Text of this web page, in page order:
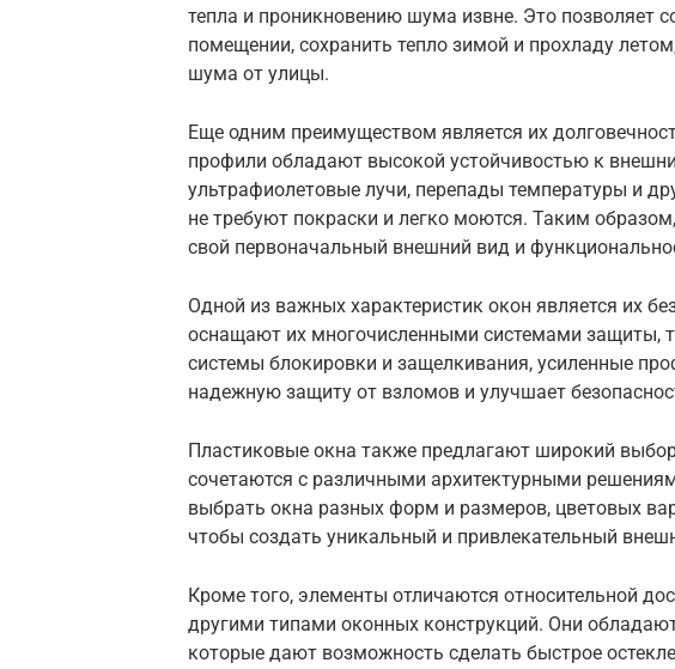
тепла и проникновению шума извне. Это позволяет
помещении, сохранить тепло зимой и прохладу
шума от улицы.
Еще одним преимуществом является их
профили обладают высокой устойчивостью к
ультрафиолетовые лучи, перепады температуры и
не требуют покраски и легко моются. Таким образом,
свой первоначальный внешний вид и
Одной из важных характеристик окон является их
оснащают их многочисленными системами защиты,
системы блокировки и защелкивания, усиленные
надежную защиту от взломов и улучшает
Пластиковые окна также предлагают широкий
сочетаются с различными архитектурными
выбрать окна разных форм и размеров, цветовых
чтобы создать уникальный и привлекательный
Кроме того, элементы отличаются относительной
другими типами оконных конструкций. Они
которые дают возможность сделать быстрое